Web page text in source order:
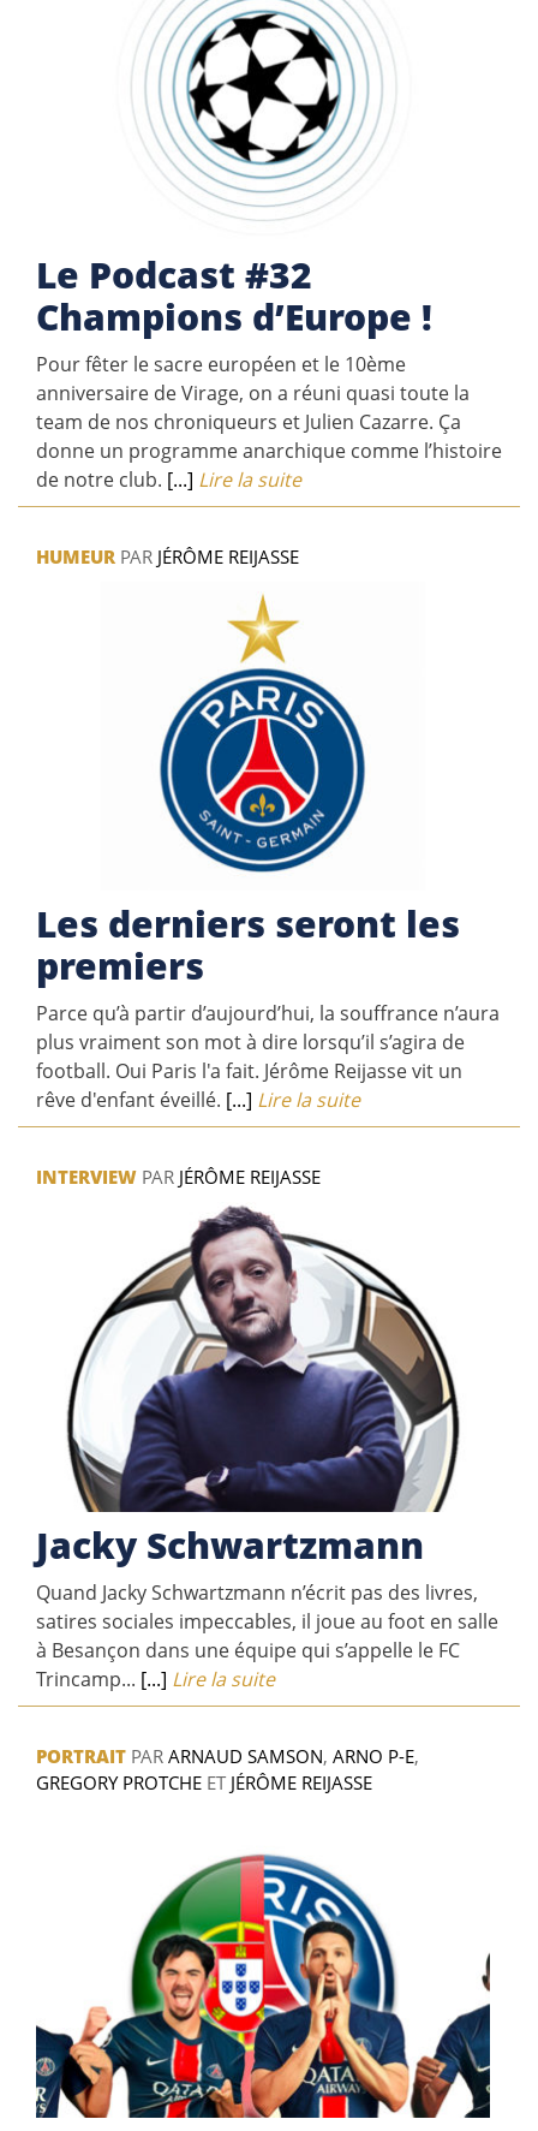
Le Podcast #32
Champions d’Europe !
Pour fêter le sacre européen et le 10ème
anniversaire de Virage, on a réuni quasi toute la
team de nos chroniqueurs et Julien Cazarre. Ça
donne un programme anarchique comme l’histoire
de notre club. [...] Lire la suite
HUMEUR PAR JÉRÔME REIJASSE
Les derniers seront les
premiers
Parce qu’à partir d’aujourd’hui, la souffrance n’aura
plus vraiment son mot à dire lorsqu’il s’agira de
football. Oui Paris l'a fait. Jérôme Reijasse vit un
rêve d'enfant éveillé. [...] Lire la suite
INTERVIEW PAR JÉRÔME REIJASSE
Jacky Schwartzmann
Quand Jacky Schwartzmann n’écrit pas des livres,
satires sociales impeccables, il joue au foot en salle
à Besançon dans une équipe qui s’appelle le FC
Trincamp... [...] Lire la suite
PORTRAIT PAR ARNAUD SAMSON, ARNO P-E,
GREGORY PROTCHE ET JÉRÔME REIJASSE